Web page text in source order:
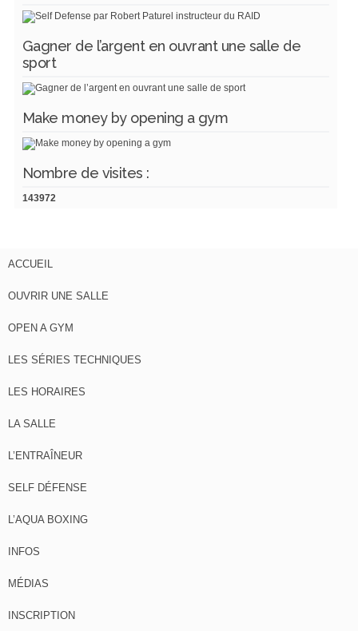
Gagner de l’argent en ouvrant une salle de
sport
Make money by opening a gym
Nombre de visites :
143972
ACCUEIL
OUVRIR UNE SALLE
OPEN A GYM
LES SÉRIES TECHNIQUES
LES HORAIRES
LA SALLE
L’ENTRAÎNEUR
SELF DÉFENSE
L’AQUA BOXING
INFOS
MÉDIAS
INSCRIPTION